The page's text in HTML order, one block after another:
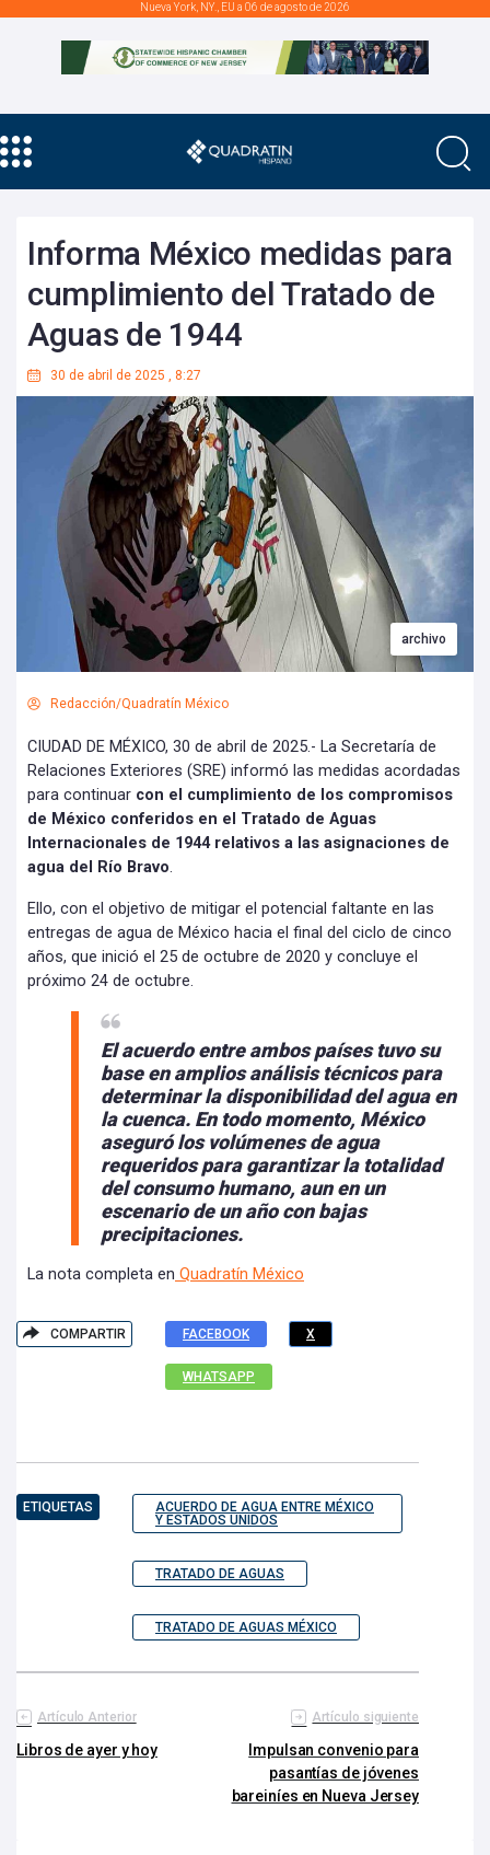
Nueva York, NY., EU a 06 de agosto de 2026
Informa México medidas para
cumplimiento del Tratado de
Aguas de 1944
30 de abril de 2025 , 8:27
archivo
Redacción/Quadratín México
CIUDAD DE MÉXICO, 30 de abril de 2025.- La Secretaría de
Relaciones Exteriores (SRE) informó las medidas acordadas
para continuar con el cumplimiento de los compromisos
de México conferidos en el Tratado de Aguas
Internacionales de 1944 relativos a las asignaciones de
agua del Río Bravo.
Ello, con el objetivo de mitigar el potencial faltante en las
entregas de agua de México hacia el final del ciclo de cinco
años, que inició el 25 de octubre de 2020 y concluye el
próximo 24 de octubre.
El acuerdo entre ambos países tuvo su
base en amplios análisis técnicos para
determinar la disponibilidad del agua en
la cuenca. En todo momento, México
aseguró los volúmenes de agua
requeridos para garantizar la totalidad
del consumo humano, aun en un
escenario de un año con bajas
precipitaciones.
La nota completa en Quadratín México
COMPARTIR FACEBOOK X
WHATSAPP
ETIQUETAS
ACUERDO DE AGUA ENTRE MÉXICO
Y ESTADOS UNIDOS
TRATADO DE AGUAS
TRATADO DE AGUAS MÉXICO
Artículo Anterior
Libros de ayer y hoy
Artículo siguiente
Impulsan convenio para
pasantías de jóvenes
bareiníes en Nueva Jersey